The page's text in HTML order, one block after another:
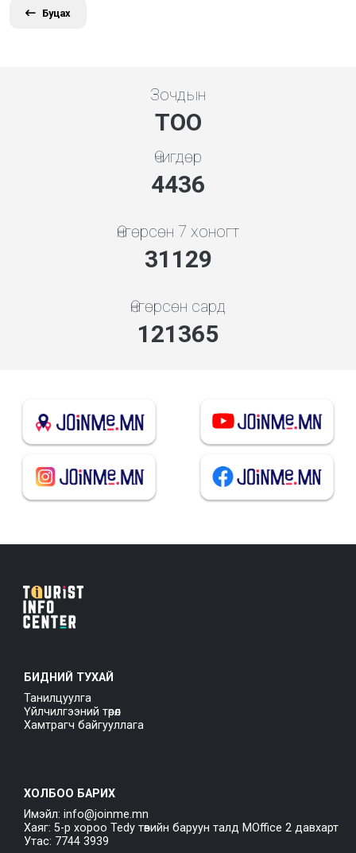
Буцах
Зочдын
ТОО
Өчигдөр
4778
Өнгөрсөн 7 хоногт
33523
Өнгөрсөн сард
130700
БИДНИЙ ТУХАЙ
Танилцуулга
Үйлчилгээний төрөл
Хамтрагч байгууллага
ХОЛБОО БАРИХ
Имэйл: info@joinme.mn
Хаяг: 5-р хороо Tedy төвийн баруун талд MOffice 2 давхарт
Утас: 7744 3939